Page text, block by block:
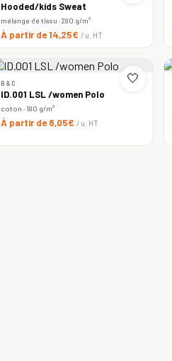
Hooded/kids Sweat
mélange de tissu · 280 g/m²
À partir de 14,25€ / u. HT
🤍
B&C
ID.001 LSL /women Polo
coton · 180 g/m²
À partir de 8,05€ / u. HT